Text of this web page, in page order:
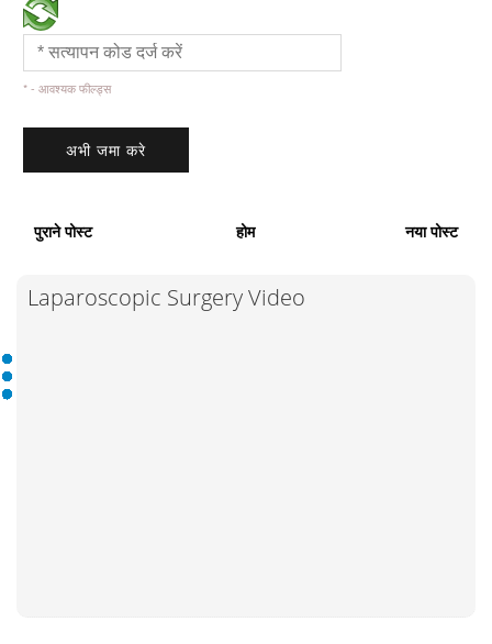
* - आवश्यक फील्ड्स
पुराने पोस्ट होम नया पोस्ट
Laparoscopic Surgery Video